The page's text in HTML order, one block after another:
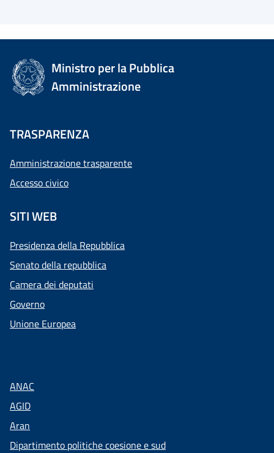
Ministro per la Pubblica
Amministrazione
TRASPARENZA
Amministrazione trasparente
Accesso civico
SITI WEB
Presidenza della Repubblica
Senato della repubblica
Camera dei deputati
Governo
Unione Europea
ANAC
AGID
Aran
Dipartimento politiche coesione e sud